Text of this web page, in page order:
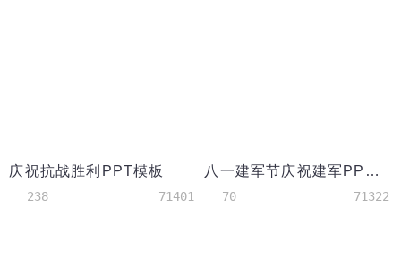
庆祝抗战胜利PPT模板
238 71401
八一建军节庆祝建军PPT模板
70 71322